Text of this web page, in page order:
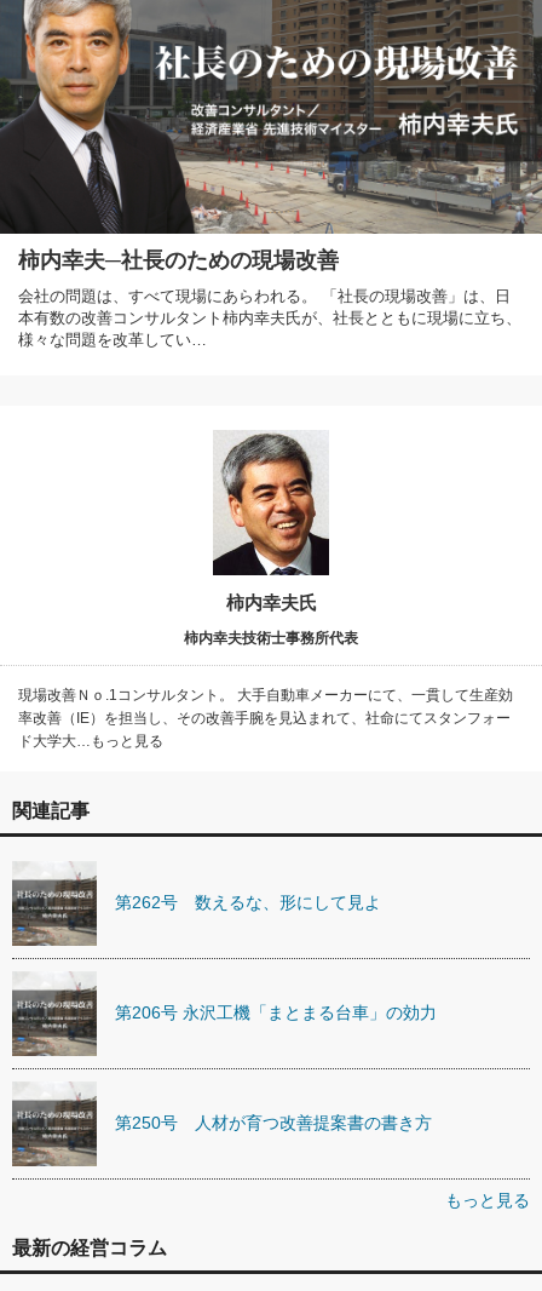
柿内幸夫─社長のための現場改善
会社の問題は、すべて現場にあらわれる。 「社長の現場改善」は、日
本有数の改善コンサルタント柿内幸夫氏が、社長とともに現場に立ち、
様々な問題を改革してい…
柿内幸夫氏
柿内幸夫技術士事務所代表
現場改善Ｎｏ.1コンサルタント。 大手自動車メーカーにて、一貫して生産効
率改善（IE）を担当し、その改善手腕を見込まれて、社命にてスタンフォー
ド大学大…もっと見る
関連記事
第262号 数えるな、形にして見よ
第206号 永沢工機「まとまる台車」の効力
第250号 人材が育つ改善提案書の書き方
もっと見る
最新の経営コラム